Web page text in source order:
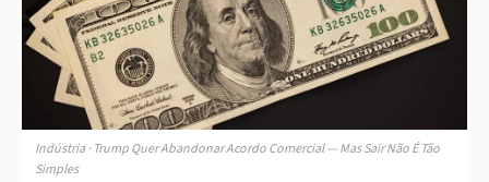
Indústria · Trump Quer Abandonar Acordo Comercial — Mas Sair Não É Tão
Simples